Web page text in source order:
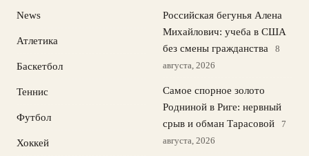
News
Атлетика
Баскетбол
Теннис
Футбол
Хоккей
Российская бегунья Алена
Михайлович: учеба в США
без смены гражданства
8
августа, 2026
Самое спорное золото
Родниной в Риге: нервный
срыв и обман Тарасовой
7
августа, 2026